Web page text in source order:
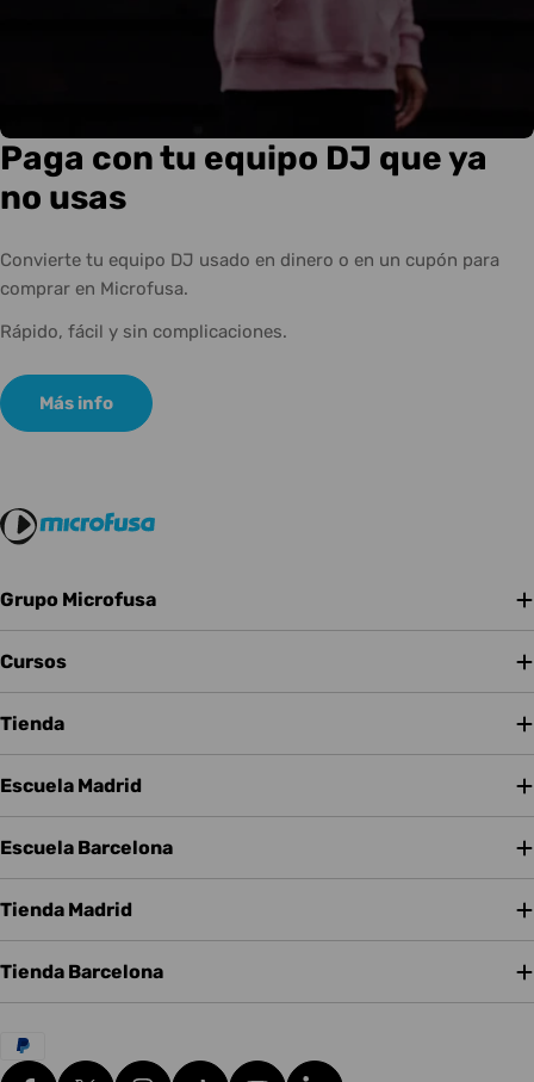
Paga con tu equipo DJ que ya
no usas
Convierte tu equipo DJ usado en dinero o en un cupón para
comprar en Microfusa.
Rápido, fácil y sin complicaciones.
Más info
Grupo Microfusa
Cursos
Tienda
Escuela Madrid
Escuela Barcelona
Tienda Madrid
Tienda Barcelona
Métodos
de